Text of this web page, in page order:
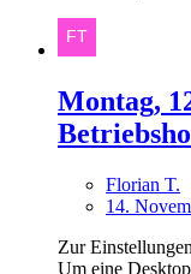
Montag,
Florian T.
14.
Zur
Um eine